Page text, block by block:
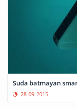
Suda batmayan
28-09-2015